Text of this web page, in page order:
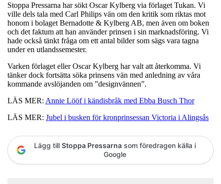
Stoppa Pressarna har sökt Oscar Kylberg via förlaget Tukan. Vi
ville dels tala med Carl Philips vän om den kritik som riktas mot
honom i bolaget Bernadotte & Kylberg AB, men även om boken
och det faktum att han använder prinsen i sin marknadsföring. Vi
hade också tänkt fråga om ett antal bilder som sägs vara tagna
under en utlandssemester.
Varken förlaget eller Oscar Kylberg har valt att återkomma. Vi
tänker dock fortsätta söka prinsens vän med anledning av våra
kommande avslöjanden om ”designvännen”.
LÄS MER: Annie Lööf i kändisbråk med Ebba Busch Thor
LÄS MER: Jubel i busken för kronprinsessan Victoria i Alingsås
Lägg till Stoppa Pressarna som föredragen källa i
Google